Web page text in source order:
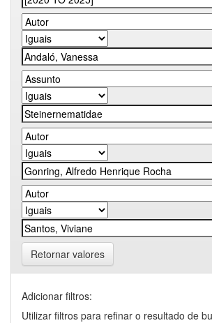
Retornar valores
Adicionar filtros:
Utilizar filtros para refinar o resultado de